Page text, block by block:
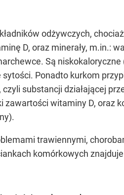
odżywczych,
D, oraz minerały, m.in.:
Są
Ponadto kurkom
substancji działającej
witaminy D, oraz
trawiennymi,
komórkowych